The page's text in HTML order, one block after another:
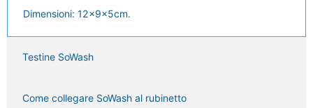
Dimensioni: 12x9x5cm.
Testine SoWash
Come collegare SoWash al rubinetto